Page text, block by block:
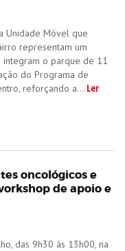
Unidade Móvel que
representam um
o parque de 11
do Programa de
reforçando a... Ler
oncológicos e
de apoio e
das 9h30 às 13h00, na